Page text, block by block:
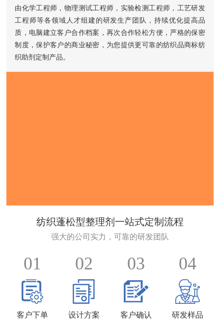
由化学工程师，物理测试工程师，实验检测工程师，工艺研发
工程师等各领域人才组建的研发生产团队，持续优化提高品
质，电脑建立客户合作档案，再次合作轻松方便，严格的保密
制度，保护客户的商业秘密，为您提供更可靠的纺织品商标纺
织助剂定制产品。
纺织蓬松型整理剂一站式定制流程
强大的公司实力，可靠的研发团队
01
客户下单
02
设计方案
03
客户确认
04
研发样品